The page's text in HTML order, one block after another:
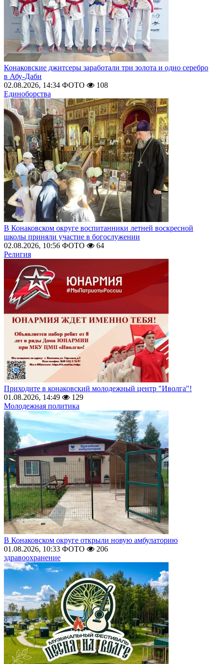
Конаковские джитсеры заработали три золота и одно серебро
в Абу-Даби
02.08.2026, 14:34 ФОТО
108
Единоборства
В Конаковском округе воспитанники летней воскресной
школы приняли участие в богослужении
02.08.2026, 10:56 ФОТО
64
Религия
Приходите в конаковский молодежный центр "Иволга"!
01.08.2026, 14:49
129
Молодежная политика
В Конаковском округе открыли новую амбулаторию
01.08.2026, 10:33 ФОТО
206
здравоохранение